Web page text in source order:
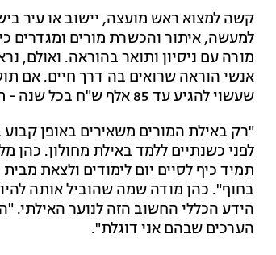
קשה למצוא ראש מועצה, יישוב או עיר
למעשה, איתור והכשרת מורים ומגדרים
מורה עם ניסיון ותואר בהוראה. ואולם,
אנשי הוראה שרואים בה דרך חיים. אם
שעשוי להגיע עד 85 אלף ש"ח בכל שנה - תקבלו מורים עם חיוך על הפנים.
"רק באילת המורים משאירים באופן
לפני כשנתיים ללמד באילת מחולון. כהן
תמיד כיף לסיים יום לימודים ולצאת
בחוף". כהן מודה שמה שהוביל אותה
הידע הכללי החשוב הזה לנוער האילתי.
הערכים שבהם אני דוגלת".